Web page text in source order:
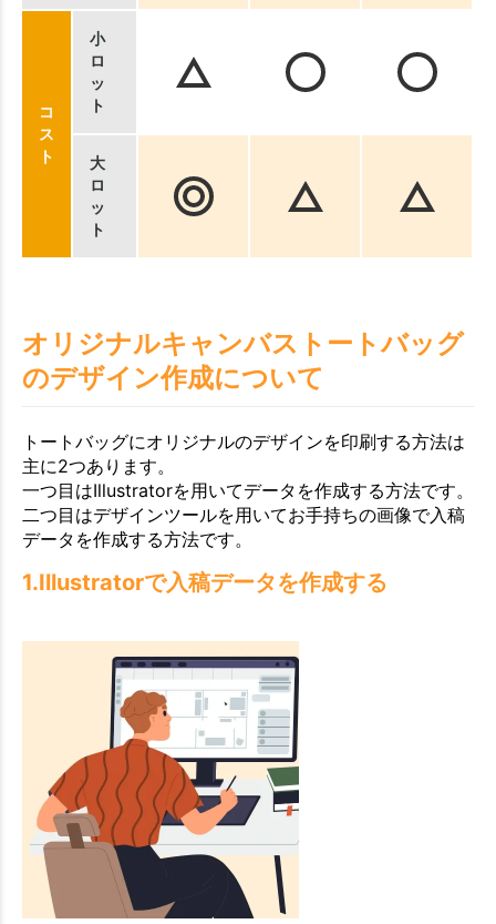
コ
ス
ト
小
ロ
ッ
ト
大
ロ
ッ
ト
オリジナルキャンバストートバッグ
のデザイン作成について
トートバッグにオリジナルのデザインを印刷する方法は
主に2つあります。
一つ目はIllustratorを用いてデータを作成する方法です。
二つ目はデザインツールを用いてお手持ちの画像で入稿
データを作成する方法です。
1.Illustratorで入稿データを作成する